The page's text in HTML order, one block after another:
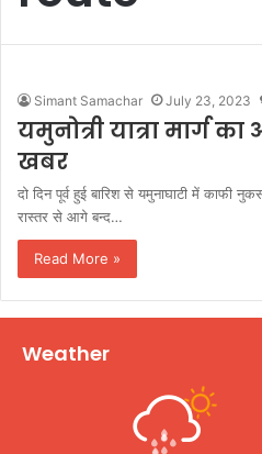
Simant Samachar July 23, 2023
यमुनोत्री यात्रा मार्ग
खबर
दो दिन पूर्व हुई बारिश से यमुनाघाटी में काफी
रास्तर से आगे बन्द…
Read More »
Weather